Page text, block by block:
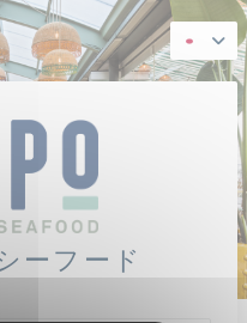
で開きます))
ンドウで開きます))
ーフード